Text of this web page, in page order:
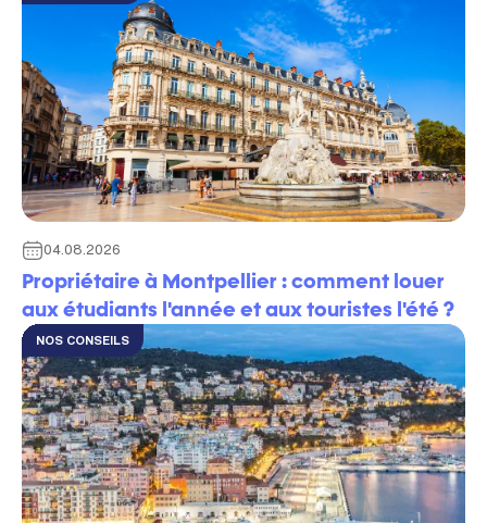
04.08.2026
Propriétaire à Montpellier : comment louer
aux étudiants l'année et aux touristes l'été ?
NOS CONSEILS